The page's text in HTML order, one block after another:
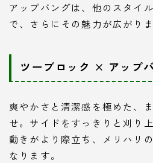
アップバングは、他のスタイ
で、さらにその魅力が広がりま
ツーブロック × アップ
爽やかさと清潔感を極めた、
せ。サイドをすっきりと刈り
動きがより際立ち、メリハリ
なります。